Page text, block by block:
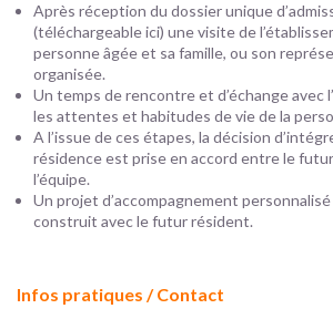
Après réception du dossier unique
(téléchargeable ici) une visite de
personne âgée et sa famille, ou son
organisée.
Un temps de rencontre et d’échange avec
les attentes et habitudes de vie de la
A l’issue de ces étapes, la décision
résidence est prise en accord entre le
l’équipe.
Un projet d’accompagnement
construit avec le futur résident.
Infos pratiques / Contact